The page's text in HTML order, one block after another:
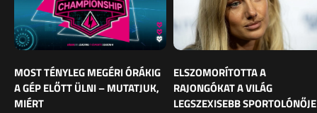
MOST TÉNYLEG MEGÉRI ÓRÁKIG
A GÉP ELŐTT ÜLNI – MUTATJUK,
MIÉRT
ELSZOMORÍTOTTA A
RAJONGÓKAT A VILÁG
LEGSZEXISEBB SPORTOLÓNŐJE